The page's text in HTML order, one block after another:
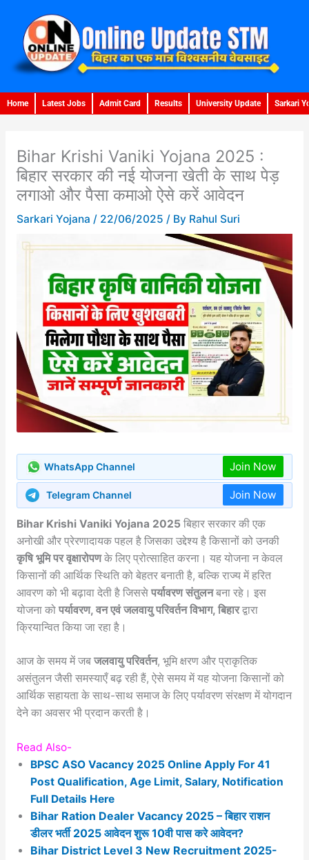
content
Home Latest Jobs Admit Card Results University Update Sarkari
Bihar Krishi Vaniki Yojana 2025 :
बिहार सरकार की नई योजना खेती के साथ पेड़
लगाओ और पैसा कमाओ ऐसे करें आवेदन
Sarkari Yojana / 22/06/2025 / By Rahul Suri
WhatsApp Channel Join Now
Telegram Channel Join Now
Bihar Krishi Vaniki Yojana 2025 बिहार सरकार की एक
अनोखी और प्रेरणादायक पहल है जिसका उद्देश्य है किसानों को उनकी
कृषि भूमि पर वृक्षारोपणके लिए प्रोत्साहित करना। यह योजना न केवल
किसानों की आर्थिक स्थिति को बेहतर बनाती है, बल्कि राज्य में हरित
आवरण को भी बढ़ावा देती है जिससे पर्यावरण संतुलनबना रहे। इस
योजना को पर्यावरण, वन एवं जलवायु परिवर्तन विभाग, बिहारद्वारा
क्रियान्वित किया जा रहा है।
आज के समय में जब जलवायु परिवर्तन, भूमि क्षरण और प्राकृतिक
असंतुलन जैसी समस्याएँ बढ़ रही हैं, ऐसे समय में यह योजना किसानों को
आर्थिक सहायता के साथ-साथ समाज के लिए पर्यावरण संरक्षण में योगदान
देने का अवसर भी प्रदान करती है।
Read Also-
BPSC ASO Vacancy 2025 Online Apply For 41
Post Qualification, Age Limit, Salary, Notification
Full Details Here
Bihar Ration Dealer Vacancy 2025 – बिहार राशन
डीलर भर्ती 2025 आवेदन शुरू 10वी पास करे आवेदन?
Bihar District Level 3 New Recruitment 2025-